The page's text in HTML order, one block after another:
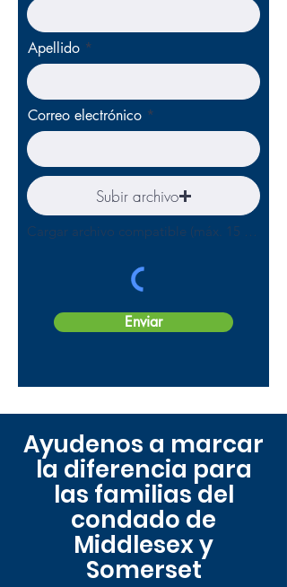
Apellido
Correo electrónico
Subir archivo
Cargar archivo compatible (máx. 15 MB)
Enviar
Ayudenos a marcar
la diferencia para
las familias del
condado de
Middlesex y
Somerset